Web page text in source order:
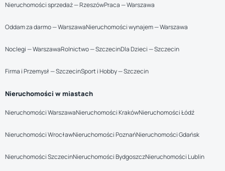
Nieruchomości sprzedaż — RzeszówPraca — Warszawa
Oddam za darmo — WarszawaNieruchomości wynajem — Warszawa
Noclegi — WarszawaRolnictwo — SzczecinDla Dzieci — Szczecin
Firma i Przemysł — SzczecinSport i Hobby — Szczecin
Nieruchomości w miastach
Nieruchomości WarszawaNieruchomości KrakówNieruchomości Łódź
Nieruchomości WrocławNieruchomości PoznańNieruchomości Gdańsk
Nieruchomości SzczecinNieruchomości BydgoszczNieruchomości Lublin